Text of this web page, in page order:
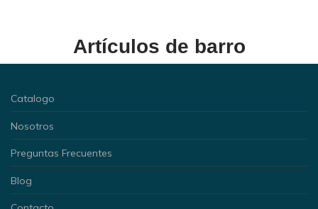
Artículos de barro
Catalogo
Nosotros
Preguntas Frecuentes
Blog